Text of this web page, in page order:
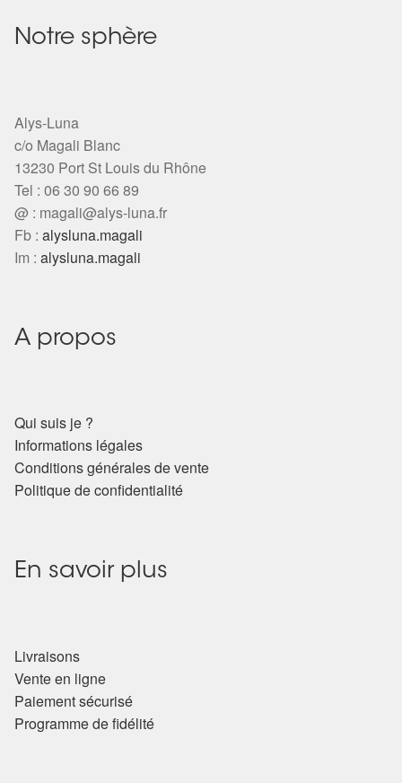
Harmonisation des lieux
Sels de bain
Encens
Déco
Ésotérisme : les pratiques spirituelles du monde invisible
Magie: Le Savoir des Sorcières
Protection énergétique : Trouvez votre bouclier
intérieur
La roue de l’année
Mon compte
Notre sphère
Alys-Luna
c/o Magali Blanc
13230 Port St Louis du Rhône
Tel : 06 30 90 66 89
@ : magali@alys-luna.fr
Fb : alysluna.magali
Im : alysluna.magali
A propos
Qui suis je ?
Informations légales
Conditions générales de vente
Politique de confidentialité
En savoir plus
Livraisons
Vente en ligne
Paiement sécurisé
Programme de fidélité